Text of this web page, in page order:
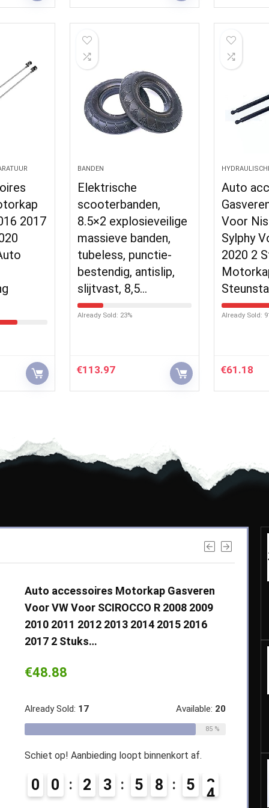
2017
BANDEN
Elektrische
scooterbanden,
8.5×2 explosieveilige
massieve banden,
tubeless, punctie-
bestendig, antislip,
slijtvast, 8,5…
Already Sold: 23%
€113.97
Auto
Voor
Sylphy
2020 2
Already Sold:
€61.18
Auto accessoires Motorkap Gasveren
Voor VW Voor SCIROCCO R 2008 2009
2010 2011 2012 2013 2014 2015 2016
2017 2 Stuks…
€48.88
Already Sold: 17 Available: 20
85 %
Schiet op! Aanbieding loopt binnenkort af.
0 0 2 3 5 8 5
2